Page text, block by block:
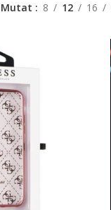
Mutat 8 12 16